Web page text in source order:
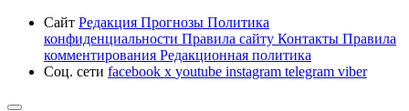
Сайт Редакция Прогнозы Политика
конфиденциальности Правила сайту Контакты Правила
комментирования Редакционная политика
Соц. сети facebook x youtube instagram telegram viber